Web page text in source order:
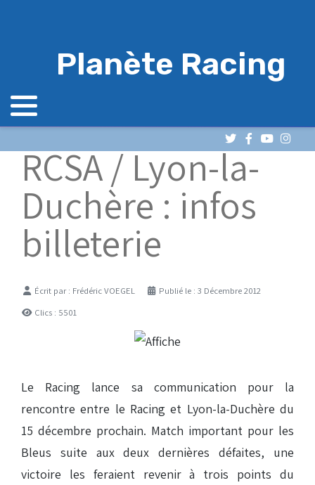
Planète Racing
RCSA / Lyon-la-
Duchère : infos
billeterie
DétailsÉcrit par : Frédéric VOEGEL
Publié le : 3 Décembre 2012
Clics : 5501
Le Racing lance sa communication pour la
rencontre entre le Racing et Lyon-la-Duchère du
15 décembre prochain. Match important pour les
Bleus suite aux deux dernières défaites, une
victoire les feraient revenir à trois points du